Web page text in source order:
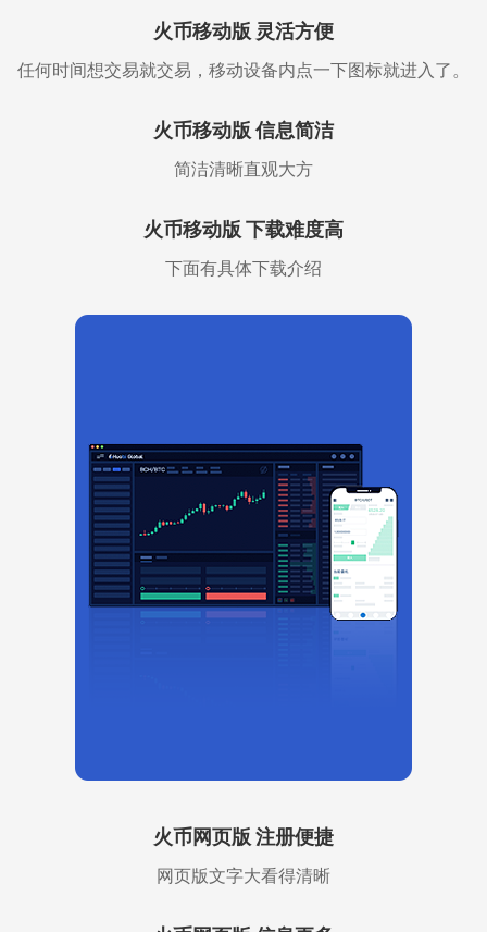
火币移动版 灵活方便
任何时间想交易就交易，移动设备内点一下图标就进入了。
火币移动版 信息简洁
简洁清晰直观大方
火币移动版 下载难度高
下面有具体下载介绍
火币网页版 注册便捷
网页版文字大看得清晰